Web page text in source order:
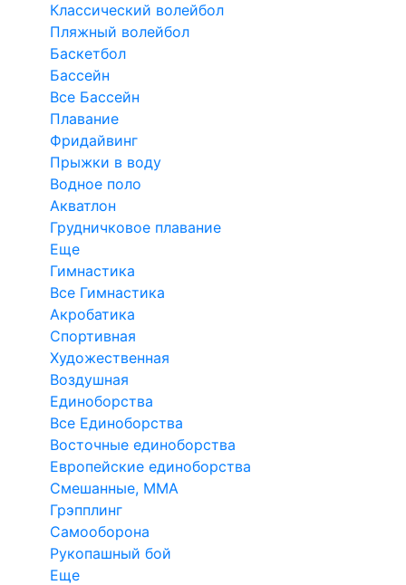
Классический волейбол
Пляжный волейбол
Баскетбол
Бассейн
Все Бассейн
Плавание
Фридайвинг
Прыжки в воду
Водное поло
Акватлон
Грудничковое плавание
Еще
Гимнастика
Все Гимнастика
Акробатика
Спортивная
Художественная
Воздушная
Единоборства
Все Единоборства
Восточные единоборства
Европейские единоборства
Смешанные, ММА
Грэпплинг
Самооборона
Рукопашный бой
Еще